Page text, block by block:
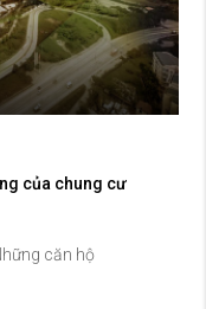
của chung cư
căn hộ